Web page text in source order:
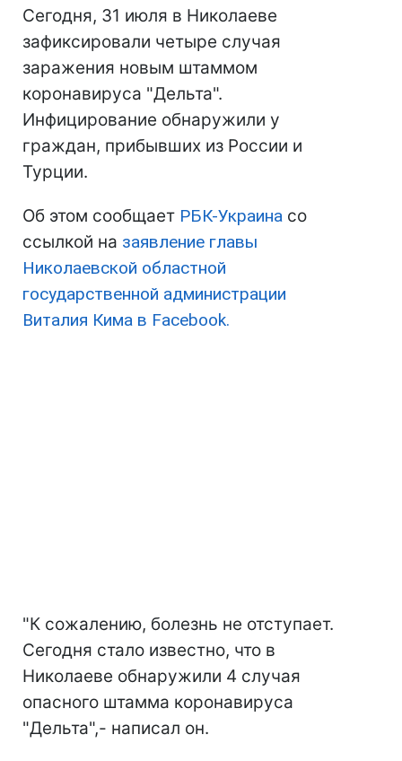
Сегодня, 31 июля в Николаеве
зафиксировали четыре случая
заражения новым штаммом
коронавируса "Дельта".
Инфицирование обнаружили у
граждан, прибывших из России и
Турции.
Об этом сообщает РБК-Украина со
ссылкой на заявление главы
Николаевской областной
государственной администрации
Виталия Кима в Facebook.
"К сожалению, болезнь не отступает.
Сегодня стало известно, что в
Николаеве обнаружили 4 случая
опасного штамма коронавируса
"Дельта",- написал он.